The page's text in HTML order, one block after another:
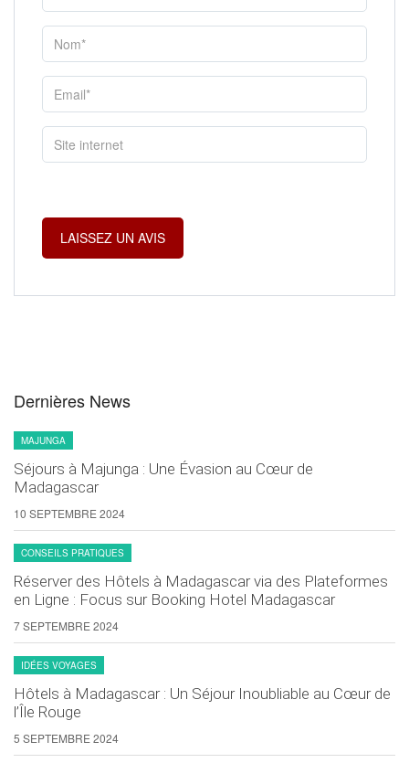
Dernières News
MAJUNGA
Séjours à Majunga : Une Évasion au Cœur de
Madagascar
10 SEPTEMBRE 2024
CONSEILS PRATIQUES
Réserver des Hôtels à Madagascar via des Plateformes
en Ligne : Focus sur Booking Hotel Madagascar
7 SEPTEMBRE 2024
IDÉES VOYAGES
Hôtels à Madagascar : Un Séjour Inoubliable au Cœur de
l’Île Rouge
5 SEPTEMBRE 2024